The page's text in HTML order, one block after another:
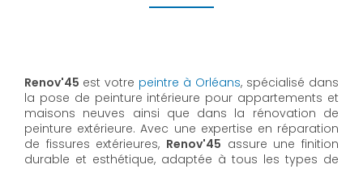
Renov'45 est votre peintre à Orléans, spécialisé dans
la pose de peinture intérieure pour appartements et
maisons neuves ainsi que dans la rénovation de
peinture extérieure. Avec une expertise en réparation
de fissures extérieures, Renov'45 assure une finition
durable et esthétique, adaptée à tous les types de